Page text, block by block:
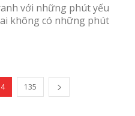
với những phút yếu
không có những phút
135